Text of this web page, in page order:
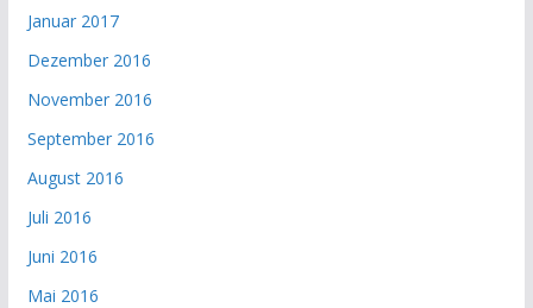
Januar 2017
Dezember 2016
November 2016
September 2016
August 2016
Juli 2016
Juni 2016
Mai 2016